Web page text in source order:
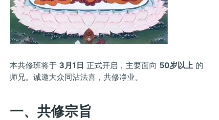
本共修班将于 3月1日 正式开启，主要面向 50岁以上 的
师兄。诚邀大众同沾法喜，共修净业。
一、共修宗旨